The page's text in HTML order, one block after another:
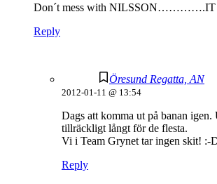
Don´t mess with NILSSON………….IT
Reply
Öresund Regatta, AN
2012-01-11 @ 13:54
Dags att komma ut på banan
tillräckligt långt för de flesta.
Vi i Team Grynet tar ingen skit! :-
Reply